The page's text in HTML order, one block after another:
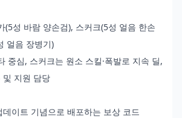
(5성 바람 양손검), 스커크(5성 얼음 한손
얼음 장병기)
중심, 스커크는 원소 스킬·폭발로 지속 딜,
및 지원 담당
데이트 기념으로 배포하는 보상 코드